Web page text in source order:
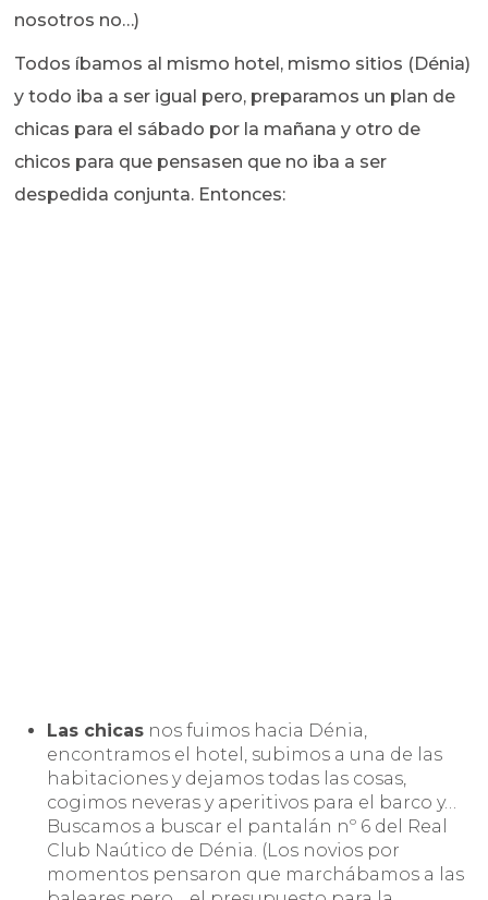
nosotros no…)
Todos íbamos al mismo hotel, mismo sitios (Dénia)
y todo iba a ser igual pero, preparamos un plan de
chicas para el sábado por la mañana y otro de
chicos para que pensasen que no iba a ser
despedida conjunta. Entonces:
Las chicas nos fuimos hacia Dénia,
encontramos el hotel, subimos a una de las
habitaciones y dejamos todas las cosas,
cogimos neveras y aperitivos para el barco y…
Buscamos a buscar el pantalán nº 6 del Real
Club Naútico de Dénia. (Los novios por
momentos pensaron que marchábamos a las